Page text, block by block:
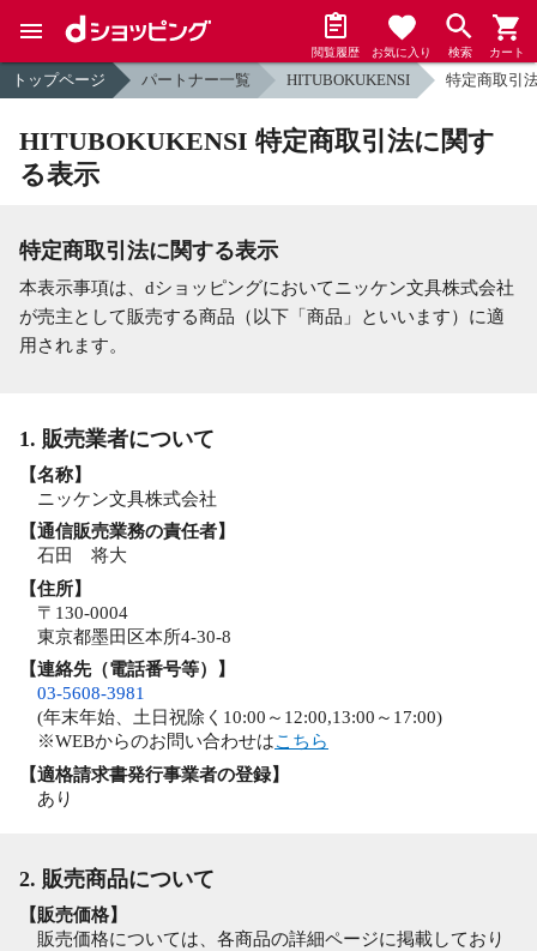
閲覧履歴 お気に入り 検索 カート
トップページ パートナー一覧 HITUBOKUKENSI 特定商取引
HITUBOKUKENSI 特定商取引法に関す
る表示
特定商取引法に関する表示
本表示事項は、dショッピングにおいてニッケン文具株式会社
が売主として販売する商品（以下「商品」といいます）に適
用されます。
1. 販売業者について
【名称】
ニッケン文具株式会社
【通信販売業務の責任者】
石田 将大
【住所】
〒130-0004
東京都墨田区本所4-30-8
【連絡先（電話番号等）】
03-5608-3981
(年末年始、土日祝除く10:00～12:00,13:00～17:00)
※WEBからのお問い合わせはこちら
【適格請求書発行事業者の登録】
あり
2. 販売商品について
【販売価格】
販売価格については、各商品の詳細ページに掲載しており